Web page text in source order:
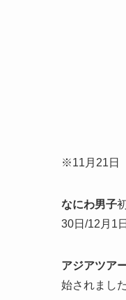
※11月21日
なにわ男子
30日/12月1
アジアツア
始されました